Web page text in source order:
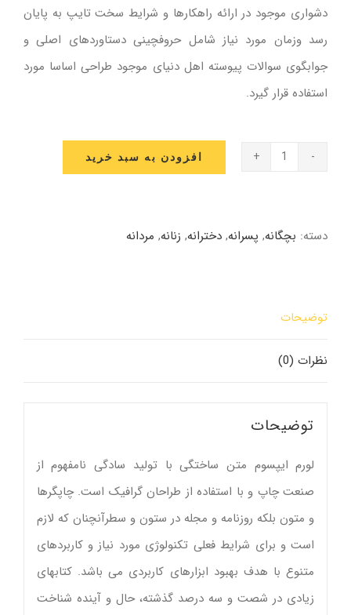
دشواری موجود در ارائه راهکارها و شرایط سخت تایپ به پایان
رسد وزمان مورد نیاز شامل حروفچینی دستاوردهای اصلی و
جوابگوی سوالات پیوسته اهل دنیای موجود طراحی اساسا مورد
استفاده قرار گیرد.
افزودن به سبد خرید
دسته: بچگانه, پسرانه, دخترانه, زنانه, مردانه
توضیحات
نظرات (0)
توضیحات
لورم ایپسوم متن ساختگی با تولید سادگی نامفهوم از
صنعت چاپ و با استفاده از طراحان گرافیک است. چاپگرها
و متون بلکه روزنامه و مجله در ستون و سطرآنچنان که لازم
است و برای شرایط فعلی تکنولوژی مورد نیاز و کاربردهای
متنوع با هدف بهبود ابزارهای کاربردی می باشد. کتابهای
زیادی در شصت و سه درصد گذشته، حال و آینده شناخت